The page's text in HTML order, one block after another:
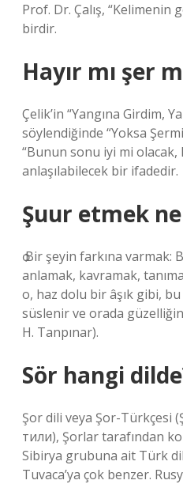
Prof. Dr. Çalış, “Kelimenin
birdir.
Hayır mı şer
Çelik’in “Yangına Girdim,
söylendiğinde “Yoksa
“Bunun sonu iyi mi olacak,
anlaşılabilecek bir ifadedir.
Şuur etmek
ѻ Bir şeyin farkına varmak:
anlamak, kavramak,
o, haz dolu bir âşık gibi,
süslenir ve orada
H. Tanpınar).
Sör hangi
Şor dili veya Şor-Türkçesi
тили), Şorlar tarafından
Sibirya grubuna ait Türk
Tuvaca’ya çok benzer.